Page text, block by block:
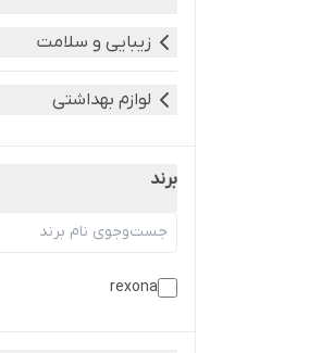
زیبایی و سلامت
لوازم بهداشتی
برند
rexona